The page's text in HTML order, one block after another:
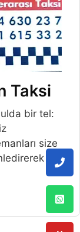
Taksi
bir tel:
size